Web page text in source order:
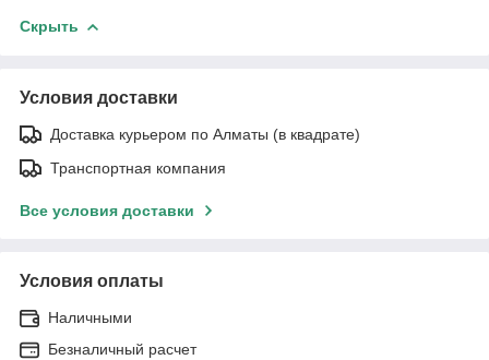
Скрыть
Условия доставки
Доставка курьером по Алматы (в квадрате)
Транспортная компания
Все условия доставки
Условия оплаты
Наличными
Безналичный расчет